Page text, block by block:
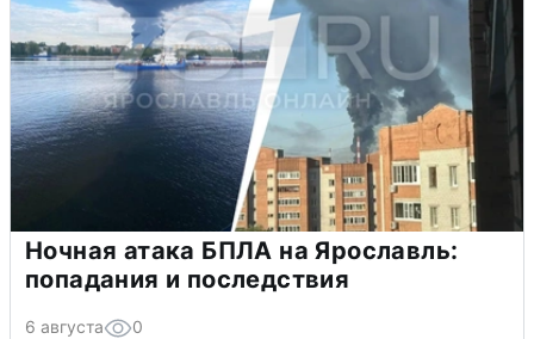
Ночная атака БПЛА на Ярославль:
попадания и последствия
6 августа 0